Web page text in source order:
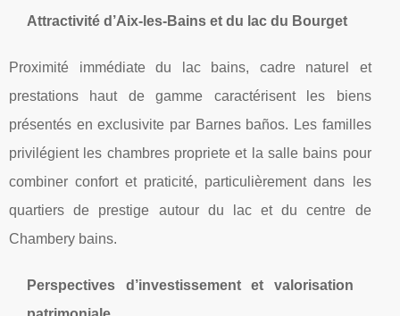
Attractivité d’Aix-les-Bains et du lac du Bourget
Proximité immédiate du lac bains, cadre naturel et
prestations haut de gamme caractérisent les biens
présentés en exclusivite par Barnes baños. Les familles
privilégient les chambres propriete et la salle bains pour
combiner confort et praticité, particulièrement dans les
quartiers de prestige autour du lac et du centre de
Chambery bains.
Perspectives d’investissement et valorisation